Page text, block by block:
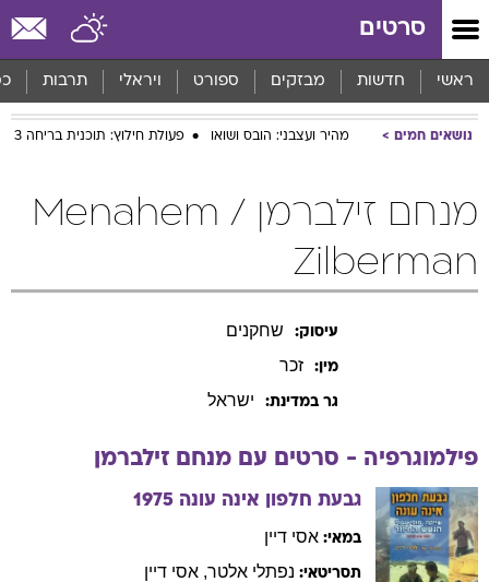
סרטים
ראשי חדשות מבזקים ספורט ויראלי תרבות
נושאים חמים מהיר ועצבני: הובס ושואו פעולת חילוץ: תוכנית בריחה 3
מנחם זילברמן / Menahem
Zilberman
עיסוק: שחקנים
מין: זכר
גר במדינת: ישראל
פילמוגרפיה - סרטים עם מנחם זילברמן
גבעת חלפון אינה עונה 1975
במאי: אסי דיין
תסריטאי: נפתלי אלטר, אסי דיין